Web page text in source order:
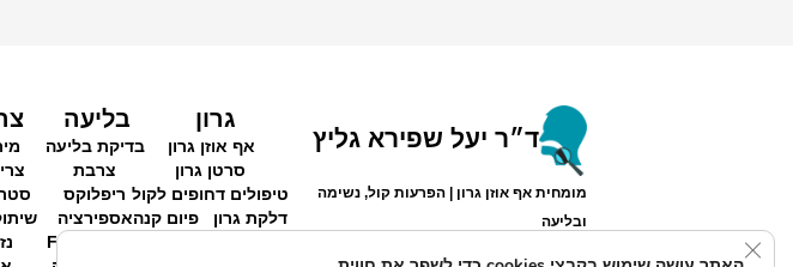
ד״ר יעל שפירא גליץ
מומחית אף אוזן גרון | הפרעות קול, נשימה
ובליעה
גרון
אף אוזן גרון
סרטן גרון
טיפולים דחופים לקול
דלקת גרון
פיום קנה
בליעה
בדיקת בליעה
צרבת
ריפלוקס
אספירציה
Close GDPR Cookie Banner